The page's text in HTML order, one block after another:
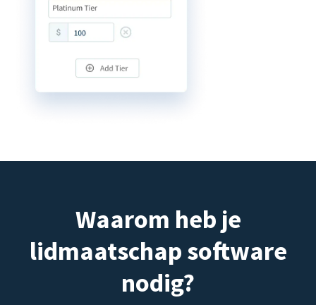
Waarom heb je
lidmaatschap software
nodig?